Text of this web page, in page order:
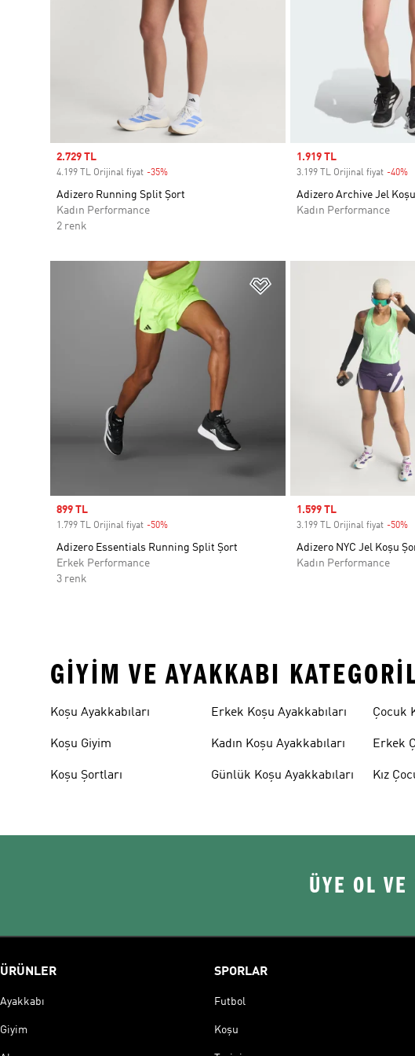
Sale price
2.729 TL
4.199 TL Orijinal fiyat -35%
Adizero Running Split Şort
Kadın Performance
2 renk
Sale price
1.919 TL
3.199 TL Orijinal fiyat -40%
Adizero Archive Jel
Kadın Performance
Favori Listesine Ekle
Sale price
899 TL
1.799 TL Orijinal fiyat -50%
Adizero Essentials Running Split Şort
Erkek Performance
3 renk
Sale price
1.599 TL
3.199 TL Orijinal fiyat -50%
Adizero NYC Jel Koşu
Kadın Performance
GIYIM VE AYAKKABI
Koşu Ayakkabıları
Koşu Giyim
Koşu Şortları
Erkek Koşu Ayakkabıları
Kadın Koşu Ayakkabıları
Günlük Koşu Ayakkabıları
Çocuk
Erkek
Kız
ÜYE OL
ÜRÜNLER
Ayakkabı
Giyim
SPORLAR
Futbol
Koşu